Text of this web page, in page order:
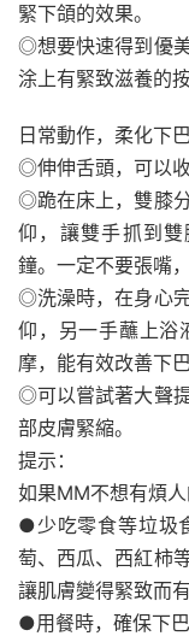
緊下頜的效果。
◎想要快速得到優
涂上有緊致滋養的
日常動作，柔化下
◎伸伸舌頭，可以
◎跪在床上，雙膝
仰，讓雙手抓到
鐘。一定不要張嘴
◎洗澡時，在身心
仰，另一手蘸上浴
摩，能有效改善下
◎可以嘗試著大聲
部皮膚緊縮。
提示：
如果MM不想有煩
●少吃零食等垃圾
萄、西瓜、西紅柿
讓肌膚變得緊致而有
●用餐時，確保下巴